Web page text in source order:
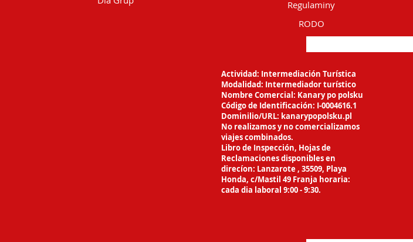
Regulaminy
RODO
Actividad: Intermediación Turística
Modalidad: Intermediador turístico
Nombre Comercial: Kanary po polsku
Código de Identificación: I-0004616.1
Dominilio/URL: kanarypopolsku.pl
No realizamos y no comercializamos
viajescombinados.
Libro de Inspección, Hojas de
Reclamacionesdisponibles en
direcíon: Lanzarote , 35509, Playa
Honda, c/Mastil 49 Franja horaria:
cada dia laboral 9:00 - 9:30.